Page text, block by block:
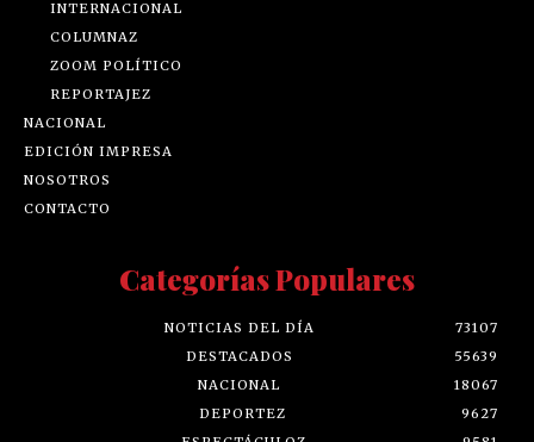
INTERNACIONAL
COLUMNAZ
ZOOM POLÍTICO
REPORTAJEZ
NACIONAL
EDICIÓN IMPRESA
NOSOTROS
CONTACTO
Categorías Populares
NOTICIAS DEL DÍA
73107
DESTACADOS
55639
NACIONAL
18067
DEPORTEZ
9627